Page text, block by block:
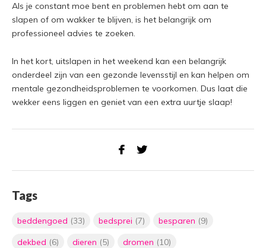
Als je constant moe bent en problemen hebt om aan te
slapen of om wakker te blijven, is het belangrijk om
professioneel advies te zoeken.
In het kort, uitslapen in het weekend kan een belangrijk
onderdeel zijn van een gezonde levensstijl en kan helpen om
mentale gezondheidsproblemen te voorkomen. Dus laat die
wekker eens liggen en geniet van een extra uurtje slaap!
Tags
beddengoed (33) bedsprei (7) besparen (9)
dekbed (6) dieren (5) dromen (10)